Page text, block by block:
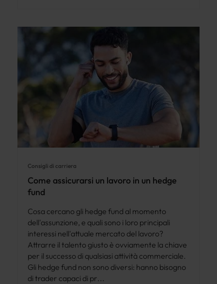
Consigli di carriera
Come assicurarsi un lavoro in un hedge
fund
Cosa cercano gli hedge fund al momento
dell'assunzione, e quali sono i loro principali
interessi nell'attuale mercato del lavoro?
Attrarre il talento giusto è ovviamente la chiave
per il successo di qualsiasi attività commerciale.
Gli hedge fund non sono diversi: hanno bisogno
di trader capaci di pr